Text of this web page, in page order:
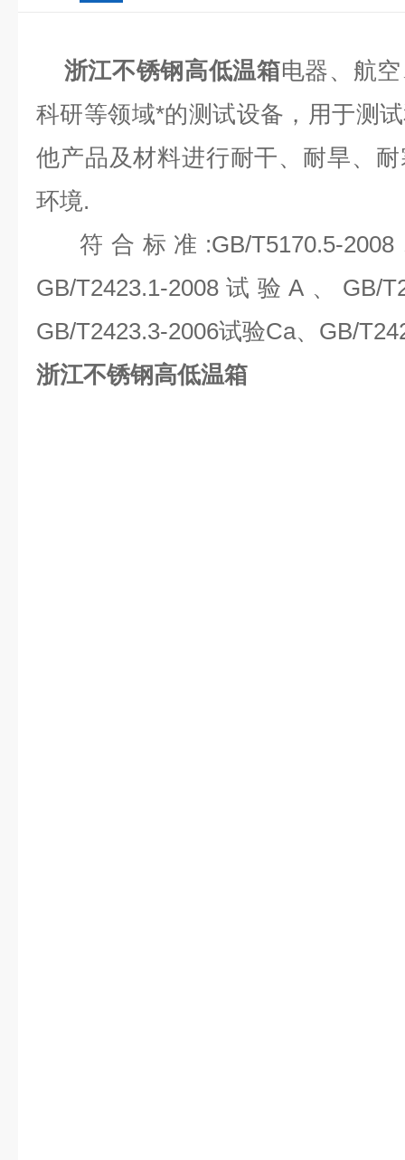
浙江不锈钢高低温箱电器、航
科研等领域*的测试设备，用于测
他产品及材料进行耐干、耐旱、
环境.
符合标准:GB/T5170.5-2008
GB/T2423.1-2008试验A、GB/
GB/T2423.3-2006试验Ca、GB/
浙江不锈钢高低温箱